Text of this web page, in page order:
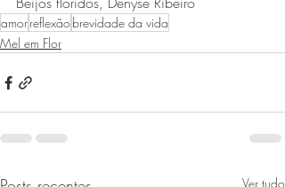
amorreflexãobrevidade da vida
Mel em Flor
Ver tudo